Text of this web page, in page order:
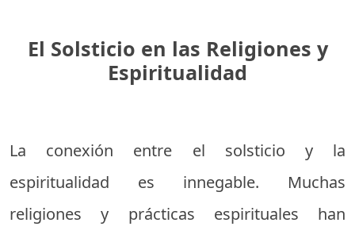
El Solsticio en las Religiones y
Espiritualidad
La conexión entre el solsticio y la
espiritualidad es innegable. Muchas
religiones y prácticas espirituales han